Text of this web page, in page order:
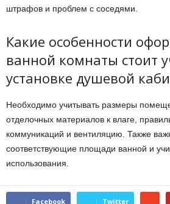
штрафов и проблем с соседями.
Какие особенности
ванной комнаты стоит
установке душевой
Необходимо учитывать размеры
отделочных материалов к влаге,
коммуникаций и вентиляцию. Также
соответствующие площади ванной и
использования.
Facebook Twitter